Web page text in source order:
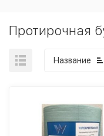
Протирочная
Название